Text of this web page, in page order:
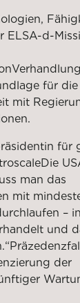
ELSA-d-
für die
mit
für
Die
man das
mit
–
und
der